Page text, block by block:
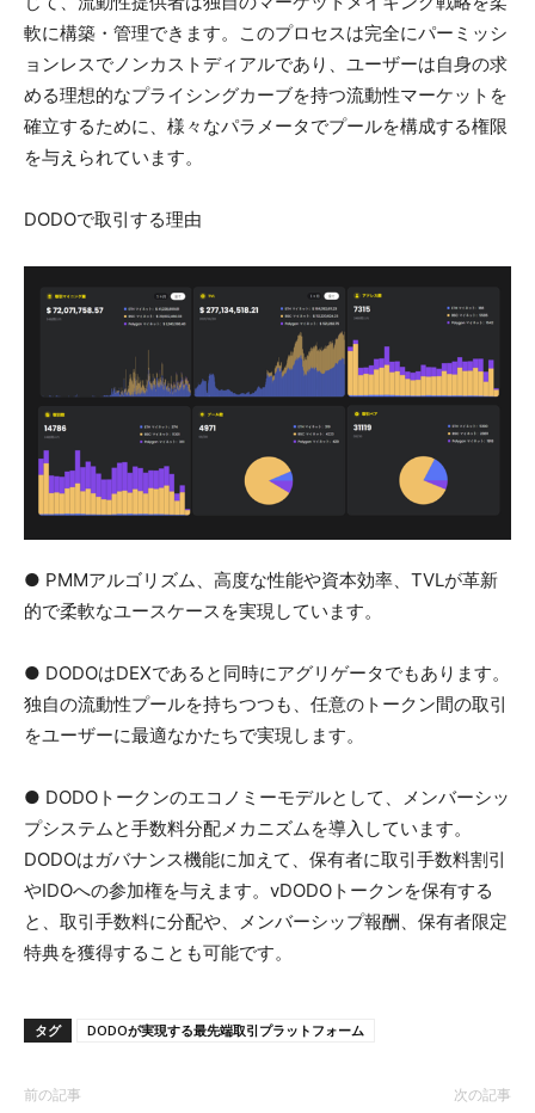
軟に構築・管理できます。このプロセスは完全にパーミッシ
ョンレスでノンカストディアルであり、ユーザーは自身の求
める理想的なプライシングカーブを持つ流動性マーケットを
確立するために、様々なパラメータでプールを構成する権限
を与えられています。
DODOで取引する理由
● PMMアルゴリズム、高度な性能や資本効率、TVLが革新
的で柔軟なユースケースを実現しています。
● DODOはDEXであると同時にアグリゲータでもあります。
独自の流動性プールを持ちつつも、任意のトークン間の取引
をユーザーに最適なかたちで実現します。
● DODOトークンのエコノミーモデルとして、メンバーシッ
プシステムと手数料分配メカニズムを導入しています。
DODOはガバナンス機能に加えて、保有者に取引手数料割引
やIDOへの参加権を与えます。vDODOトークンを保有する
と、取引手数料に分配や、メンバーシップ報酬、保有者限定
特典を獲得することも可能です。
タグ DODOが実現する最先端取引プラットフォーム
前の記事 次の記事